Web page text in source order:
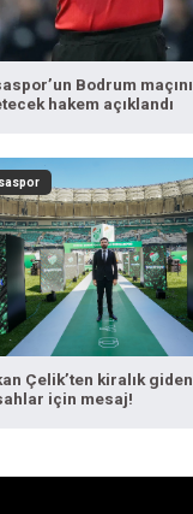
Bodrum maçını
hakem açıklandı
Çelik’ten kiralık giden
için mesaj!